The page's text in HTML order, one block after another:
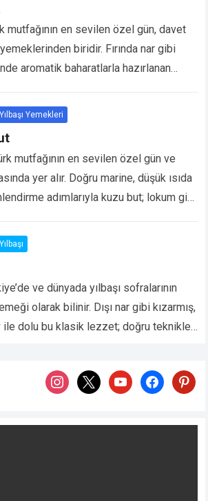
mutfağının en sevilen özel gün, davet
biridir. Fırında nar gibi
aromatik baharatlarla hazırlanan
Yılbaşı Yemekleri
mutfağının en sevilen özel gün ve
yer alır. Doğru marine, düşük ısıda
adımlarıyla kuzu but; lokum gibi
Yılbaşı
ve dünyada yılbaşı sofralarının
olarak bilinir. Dışı nar gibi kızarmış,
ile dolu bu klasik lezzet; doğru teknikle
instagram
x youtubefacebook